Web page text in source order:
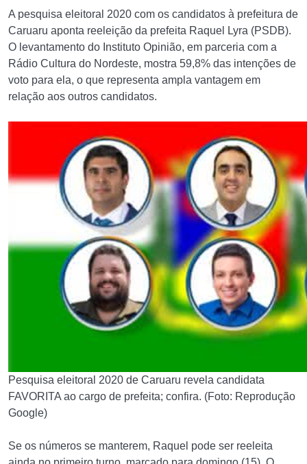
A pesquisa eleitoral 2020 com os candidatos à prefeitura de
Caruaru aponta reeleição da prefeita Raquel Lyra (PSDB).
O levantamento do Instituto Opinião, em parceria com a
Rádio Cultura do Nordeste, mostra 59,8% das intenções de
voto para ela, o que representa ampla vantagem em
relação aos outros candidatos.
Pesquisa eleitoral 2020 de Caruaru revela candidata
FAVORITA ao cargo de prefeita; confira. (Foto: Reprodução
Google)
Se os números se manterem, Raquel pode ser reeleita